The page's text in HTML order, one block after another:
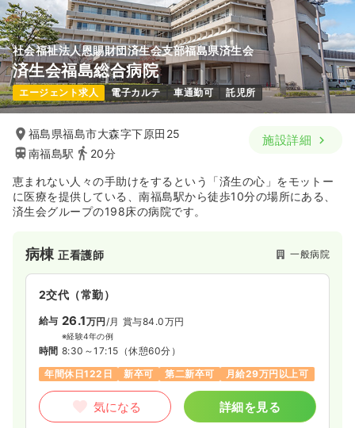
社会福祉法人恩賜財団済生会支部福島県済生会
済生会福島総合病院
エージェント求人 電子カルテ 車通勤可 託児所
福島県福島市大森字下原田25
南福島駅
20分
施設詳細
恵まれない人々の手助けをするという「済生の心」をモットー
に医療を提供している、南福島駅から徒歩10分の場所にある、
済生会グループの198床の病院です。
病棟正看護師 一般病院
2交代（常勤）
給与 26.1万円/月 賞与84.0万円
※経験4年の例
時間 8:30～17:15 （休憩60分）
年間休日122日
新卒可 第二新卒可 月給29万円以上可
気になる 詳細を見る